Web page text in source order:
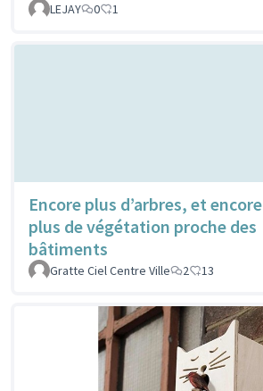
LEJAY
0 1
Encore plus d’arbres, et encore
plus de végétation proche des
bâtiments
Gratte Ciel Centre Ville 2 13